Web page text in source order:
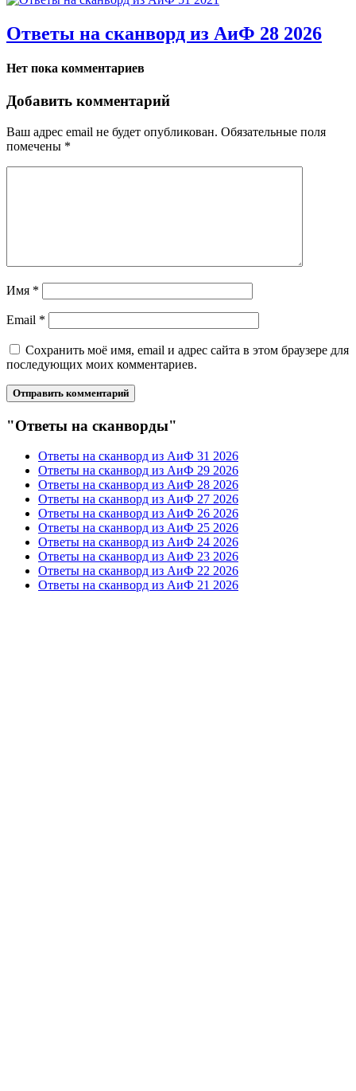
Ответы на сканворд из АиФ 28 2026
Нет пока комментариев
Добавить комментарий
Ваш адрес email не будет опубликован. Обязательные поля
помечены *
Имя *
Email *
Сохранить моё имя, email и адрес сайта в этом браузере для
последующих моих комментариев.
"Ответы на сканворды"
Ответы на сканворд из АиФ 31 2026
Ответы на сканворд из АиФ 29 2026
Ответы на сканворд из АиФ 28 2026
Ответы на сканворд из АиФ 27 2026
Ответы на сканворд из АиФ 26 2026
Ответы на сканворд из АиФ 25 2026
Ответы на сканворд из АиФ 24 2026
Ответы на сканворд из АиФ 23 2026
Ответы на сканворд из АиФ 22 2026
Ответы на сканворд из АиФ 21 2026